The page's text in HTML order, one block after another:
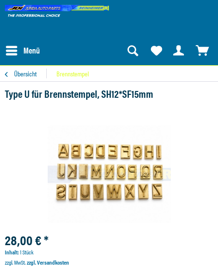
Menü
Übersicht Brennstempel
Type U für Brennstempel, SH12*SF15mm
28,00 € *
Inhalt:1 Stück
zzgl. MwSt.zzgl. Versandkosten